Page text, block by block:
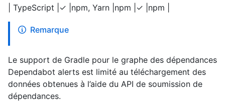
| TypeScript |✓ |npm, Yarn |npm |✓ |npm |
Remarque
Le support de Gradle pour le graphe des dépendances
Dependabot alerts est limité au téléchargement des
données obtenues à l’aide du API de soumission de
dépendances.